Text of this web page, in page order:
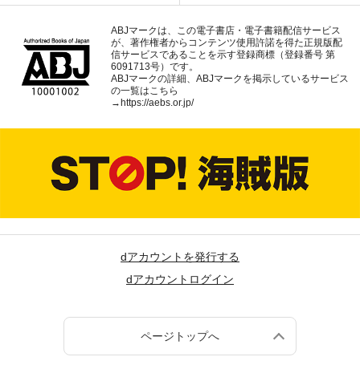
ABJマークは、この電子書店・電子書籍配信サービス
が、著作権者からコンテンツ使用許諾を得た正規版配
信サービスであることを示す登録商標（登録番号 第
6091713号）です。
ABJマークの詳細、ABJマークを掲示しているサービス
の一覧はこちら
→ https://aebs.or.jp/
dアカウントを発行する
dアカウントログイン
ページトップへ